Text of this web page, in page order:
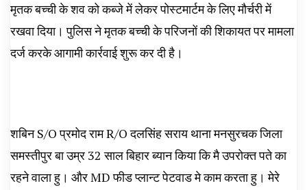
मृतक बच्ची के शव को कब्जे में लेकर पोस्टमार्टम के लिए मौर्चरी में
रखवा दिया। पुलिस ने मृतक बच्ची के परिजनों की शिकायत पर मामला
दर्ज करके आगामी कार्रवाई शुरू कर दी है।
शबिन S/O प्रमोद राम R/O दलसिंह सराय थाना मनसुरचक जिला
समस्तीपुर बा उम्र 32 साल बिहार ब्यान किया कि मै उपरोक्त पते का
रहने वाला हु। और MD फीड प्लान्ट पेटवाड मे काम करता हु। मेरे